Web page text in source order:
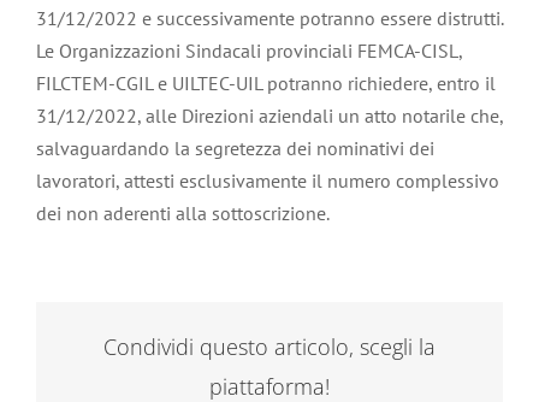
31/12/2022 e successivamente potranno essere distrutti.
Le Organizzazioni Sindacali provinciali FEMCA-CISL,
FILCTEM-CGIL e UILTEC-UIL potranno richiedere, entro il
31/12/2022, alle Direzioni aziendali un atto notarile che,
salvaguardando la segretezza dei nominativi dei
lavoratori, attesti esclusivamente il numero complessivo
dei non aderenti alla sottoscrizione.
Condividi questo articolo, scegli la
piattaforma!